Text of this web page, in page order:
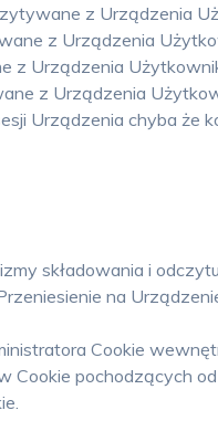
z Urządzenia
z Urządzenia
z Urządzenia
z Urządzenia
Urządzenia chyba
składowania i
na
Cookie
Cookie pochodzących